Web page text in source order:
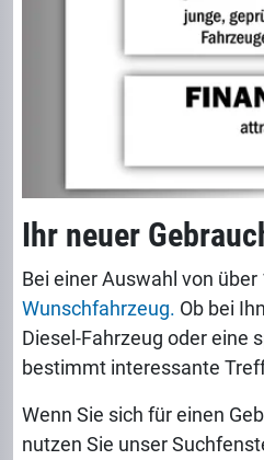
Ihr neuer
Bei einer Auswahl von
Wunschfahrzeug. Ob bei
Diesel-Fahrzeug oder eine
bestimmt interessante
Wenn Sie sich für einen
nutzen Sie unser